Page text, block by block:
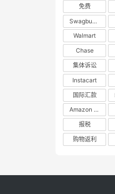
免费
Swagbucks
Walmart
Chase
集体诉讼
Instacart
国际汇款
Amazon Prime
报税
购物返利